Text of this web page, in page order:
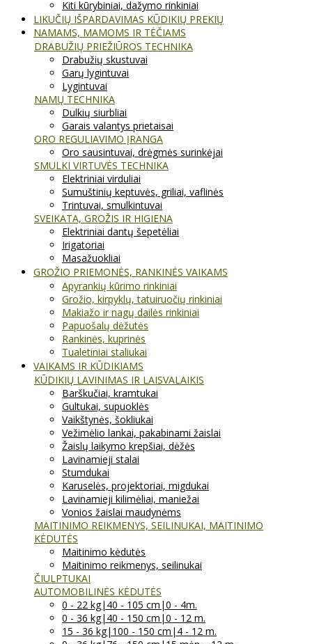
Kiti kūrybiniai, dažymo rinkiniai
LIKUČIŲ IŠPARDAVIMAS KŪDIKIŲ PREKIŲ
NAMAMS, MAMOMS IR TĖČIAMS
DRABUŽIŲ PRIEŽIŪROS TECHNIKA
Drabužių skustuvai
Garų lygintuvai
Lygintuvai
NAMŲ TECHNIKA
Dulkių siurbliai
Garais valantys prietaisai
ORO REGULIAVIMO ĮRANGA
Oro sausintuvai, drėgmės surinkėjai
SMULKI VIRTUVĖS TECHNIKA
Elektriniai virduliai
Sumuštinių keptuvės, griliai, vaflinės
Trintuvai, smulkintuvai
SVEIKATA, GROŽIS IR HIGIENA
Elektriniai dantų šepetėliai
Irigatoriai
Masažuokliai
GROŽIO PRIEMONĖS, RANKINĖS VAIKAMS
Apyrankių kūrimo rinkiniai
Grožio, kirpyklų, tatuiruočių rinkiniai
Makiažo ir nagų dailės rinkiniai
Papuošalų dėžutės
Rankinės, kuprinės
Tualetiniai staliukai
VAIKAMS IR KŪDIKIAMS
KŪDIKIŲ LAVINIMAS IR LAISVALAIKIS
Barškučiai, kramtukai
Gultukai, supuoklės
Vaikštynės, šokliukai
Vežimėlio lankai, pakabinami žaislai
Žaislų laikymo krepšiai, dėžės
Lavinamieji stalai
Stumdukai
Karuselės, projektoriai, migdukai
Lavinamieji kilimėliai, maniežai
Vonios žaislai maudynėms
MAITINIMO REIKMENYS, SEILINUKAI, MAITINIMO
KĖDUTĖS
Maitinimo kėdutės
Maitinimo reikmenys, seilinukai
ČIULPTUKAI
AUTOMOBILINĖS KĖDUTĖS
0 - 22 kg|40 - 105 cm|0 - 4m.
0 - 36 kg|40 - 150 cm|0 - 12 m.
15 - 36 kg|100 - 150 cm|4 - 12 m.